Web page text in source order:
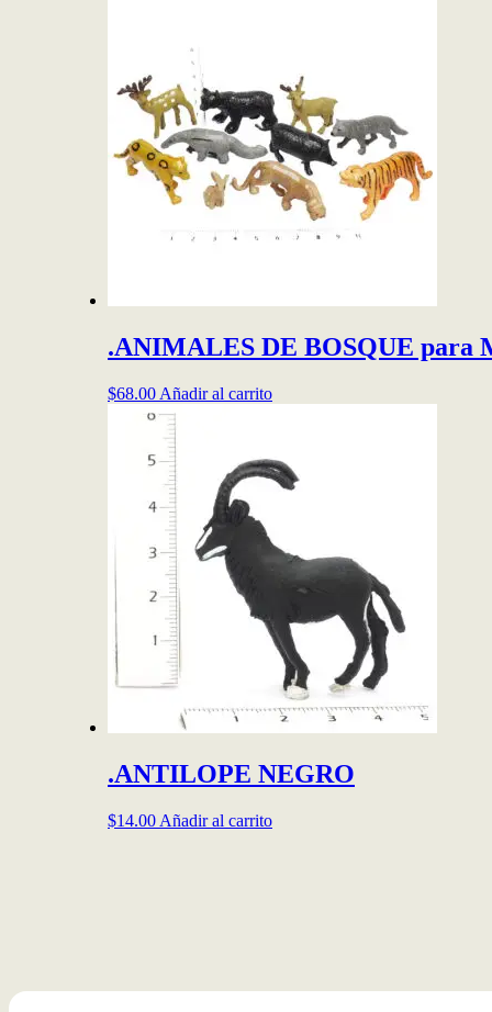
.ANIMALES DE BOSQUE para
$68.00 Añadir al carrito
.ANTILOPE NEGRO
$14.00 Añadir al carrito